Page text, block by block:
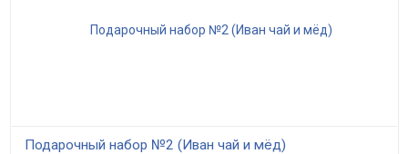
Подарочный набор №2 (Иван чай и мёд)